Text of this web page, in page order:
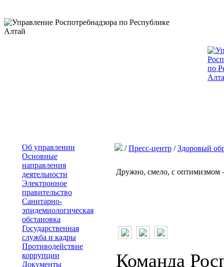
Об управлении
Основные
направления
деятельности
Электронное
правительство
Санитарно-
эпидемиологическая
обстановка
Государственная
служба и кадры
Противодействие
коррупции
Документы
/Пресс-центр /Здоровый
Дружно, смело, с оптимизмом
Команда